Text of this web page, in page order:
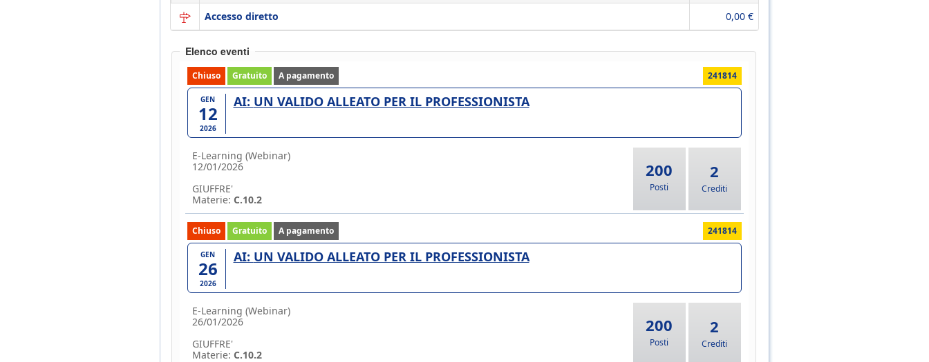
Accesso diretto 0,00 €
Elenco eventi
Chiuso Gratuito A pagamento 241814
GEN
12
2026
AI: UN VALIDO ALLEATO PER IL PROFESSIONISTA
E-Learning (Webinar)
12/01/2026
GIUFFRE'
Materie: C.10.2
200
Posti
2
Crediti
Chiuso Gratuito A pagamento 241814
GEN
26
2026
AI: UN VALIDO ALLEATO PER IL PROFESSIONISTA
E-Learning (Webinar)
26/01/2026
GIUFFRE'
Materie: C.10.2
200
Posti
2
Crediti